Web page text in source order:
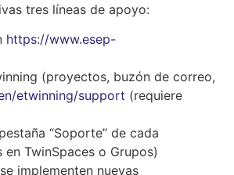
tres líneas de apoyo:
https://www.esep-
(proyectos, buzón de correo,
etwinning/support (requiere
“Soporte” de cada
TwinSpaces o Grupos)
implementen nuevas